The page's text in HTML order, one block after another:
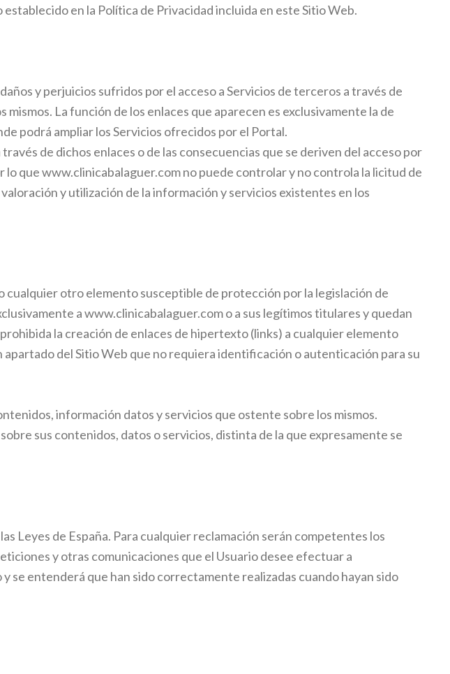
en la Política de Privacidad incluida en este Sitio Web.
y perjuicios sufridos por el acceso a Servicios de terceros a través de
La función de los enlaces que aparecen es exclusivamente la de
podrá ampliar los Servicios ofrecidos por el Portal.
de dichos enlaces o de las consecuencias que se deriven del acceso por
lo quewww.clinicabalaguer.comno puede controlar y no controla la licitud de
y utilización de la información y servicios existentes en los
otro elemento susceptible de protección por la legislación de
awww.clinicabalaguer.como a sus legítimos titulares y quedan
la creación de enlaces de hipertexto (links) a cualquier elemento
del Sitio Web que no requiera identificación o autenticación para su
información datos y servicios que ostente sobre los mismos.
sus contenidos, datos o servicios, distinta de la que expresamente se
Leyes de España. Para cualquier reclamación serán competentes los
y otras comunicaciones que el Usuario desee efectuar a
entenderá que han sido correctamente realizadas cuando hayan sido